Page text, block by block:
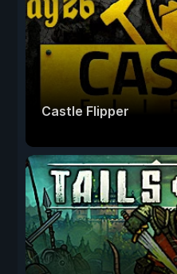
Castle Flipper